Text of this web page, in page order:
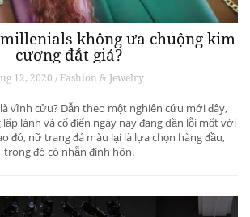
không ưa chuộng kim
cương đắt giá?
12, 2020 / Fashion & Jewelry
vĩnh cửu? Dẫn theo một nghiên cứu mới đây,
lánh và cổ điển ngày nay đang dần lỗi mốt với
đó, nữ trang đá màu lại là lựa chọn hàng đầu,
trong đó có nhẫn đính hôn.